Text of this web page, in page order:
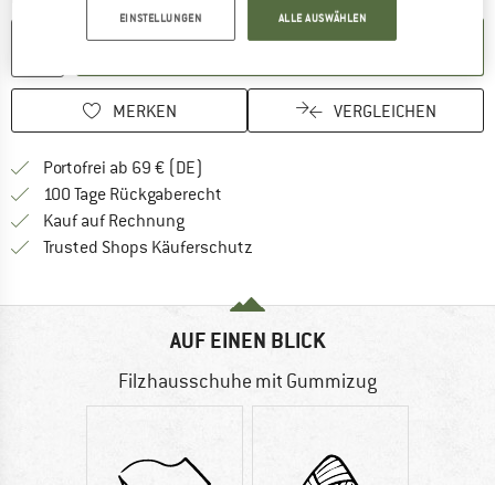
IN DEN WARENKORB
MERKEN VERGLEICHEN
Portofrei ab 69 € (DE)
100 Tage Rückgaberecht
Kauf auf RechnungFinde die Zahlungs-Infos hier! Öffnet
Trusted Shops Käuferschutz
AUF EINEN BLICK
Filzhausschuhe mit Gummizug
EINSTELLUNGEN ALLE AUSWÄHLEN